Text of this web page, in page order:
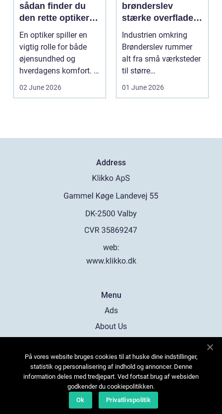
sådan finder du
den rette optiker i
byen
En optiker spiller en
vigtig rolle for både
øjensundhed og
hverdagens komfort. I
en by som Aarhus, h...
02 June 2026
brønderslev
stærke overflader
til industri og
erhverv
Industrien omkring
Brønderslev rummer
alt fra små værksteder
til større
produktionsvirksomhe
01 June 2026
Address
web:
www.klikko.dk
Menu
Ads
About Us
Contact
Sitemap
På vores website bruges cookies til at huske dine indstillinger,
statistik og personalisering af indhold og annoncer. Denne
information deles med tredjepart. Ved fortsat brug af websiden
godkender du cookiepolitikken.
Ok
Privatlivspolitik